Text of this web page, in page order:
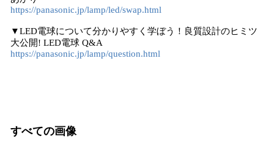
https://panasonic.jp/lamp/led/swap.html
▼LED電球について分かりやすく学ぼう！良質設計のヒミツ
大公開! LED電球 Q&A
https://panasonic.jp/lamp/question.html
すべての画像